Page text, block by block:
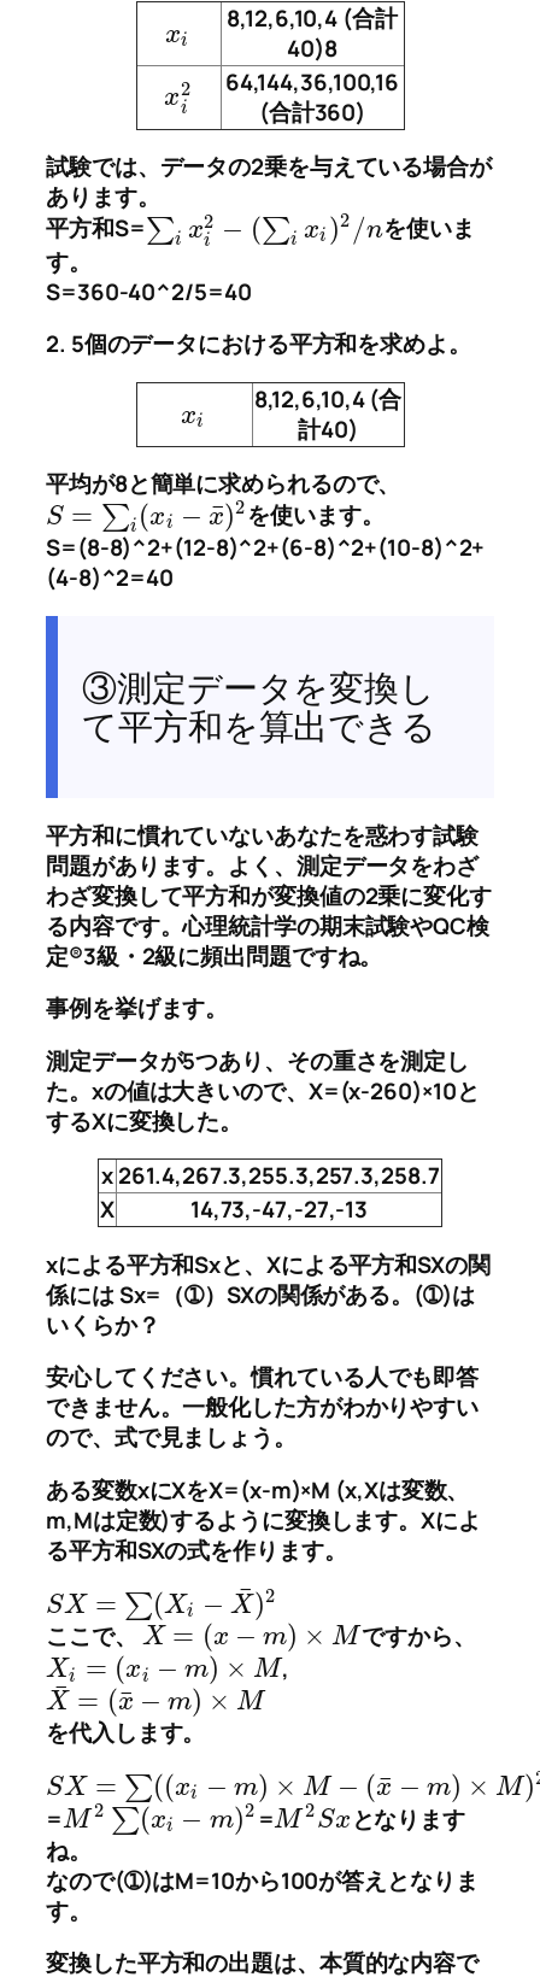
xi
8,12,6,10,4 (合計
40)8
x2
i
64,144,36,100,16
(合計360)
試験では、データの2乗を与えている場合が
あります。
平方和S=∑i x2
i − (∑i xi )2 /nを使いま
す。
S=360-40^2/5=40
2. 5個のデータにおける平方和を求めよ。
xi
8,12,6,10,4 (合
計40)
平均が8と簡単に求められるので、
S = ∑i (xi − x
¯)2 を使います。
S=(8-8)^2+(12-8)^2+(6-8)^2+(10-8)^2+
(4-8)^2=40
③測定データを変換し
て平方和を算出できる
平方和に慣れていないあなたを惑わす試験
問題があります。よく、測定データをわざ
わざ変換して平方和が変換値の2乗に変化す
る内容です。心理統計学の期末試験やQC検
定®3級・2級に頻出問題ですね。
事例を挙げます。
測定データが5つあり、その重さを測定し
た。xの値は大きいので、X=(x-260)×10と
するXに変換した。
x261.4,267.3,255.3,257.3,258.7
X
14,73,-47,-27,-13
xによる平方和Sxと、Xによる平方和SXの関
係には Sx=（➀）SXの関係がある。(➀)は
いくらか？
安心してください。慣れている人でも即答
できません。一般化した方がわかりやすい
ので、式で見ましょう。
ある変数xにXをX=(x-m)×M (x,Xは変数、
m,Mは定数)するように変換します。Xによ
る平方和SXの式を作ります。
SX = ∑(Xi − X
¯)2
ここで、 X = (x − m) × Mですから、
Xi = (xi − m) × M,
X
¯ = (x
¯ − m) × M
を代入します。
SX = ∑((xi − m) × M − (x
¯ − m) × M)
=M 2 ∑(xi − m)2 =M 2Sx となります
ね。
なので(➀)はM=10から100が答えとなりま
す。
変換した平方和の出題は、本質的な内容で